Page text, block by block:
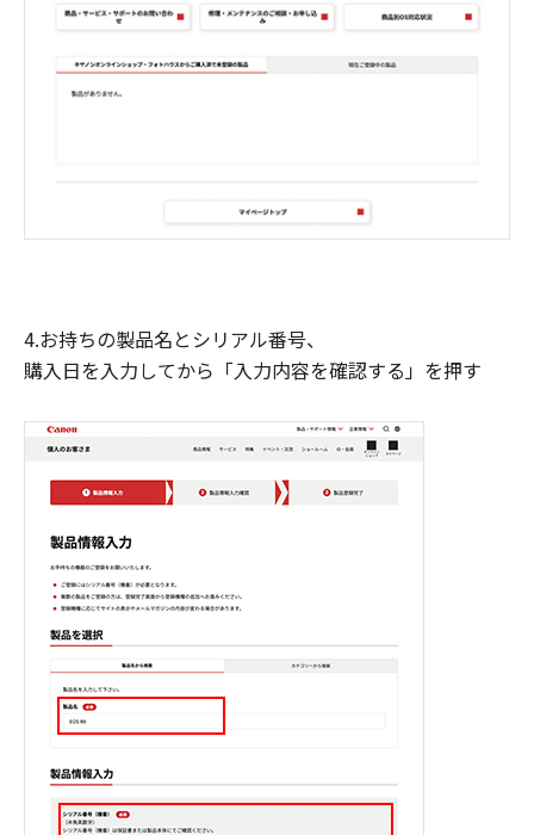
4.お持ちの製品名とシリアル番号、
購入日を入力してから「入力内容を確認する」を押す